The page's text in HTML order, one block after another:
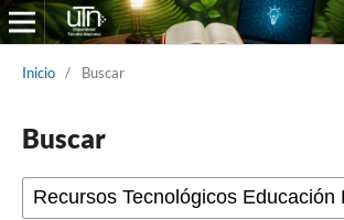
Inicio / Buscar
Buscar